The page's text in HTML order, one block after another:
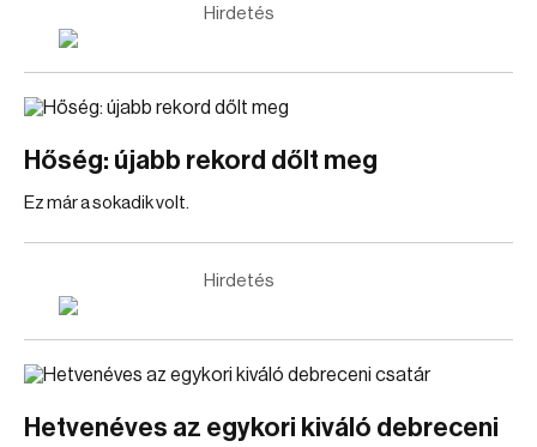
Hirdetés
Hőség: újabb rekord dőlt meg
Ez már a sokadik volt.
Hirdetés
Hetvenéves az egykori kiváló debreceni